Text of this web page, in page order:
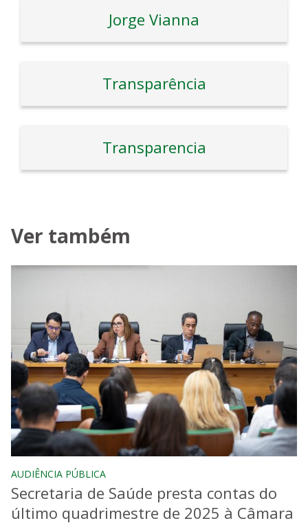
Jorge Vianna
Transparência
Transparencia
Ver também
AUDIÊNCIA PÚBLICA
Secretaria de Saúde presta contas do
último quadrimestre de 2025 à Câmara